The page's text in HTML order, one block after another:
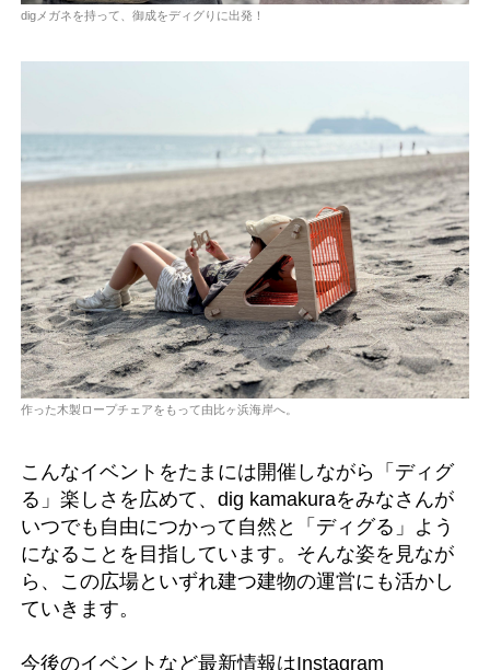
digメガネを持って、御成をディグりに出発！
作った木製ロープチェアをもって由比ヶ浜海岸へ。
こんなイベントをたまには開催しながら「ディグ
る」楽しさを広めて、dig kamakuraをみなさんが
いつでも自由につかって自然と「ディグる」よう
になることを目指しています。そんな姿を見なが
ら、この広場といずれ建つ建物の運営にも活かし
ていきます。
今後のイベントなど最新情報はInstagram